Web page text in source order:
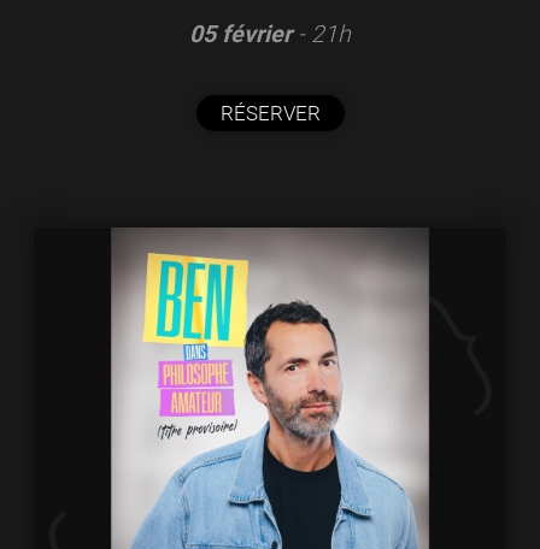
05 février- 21h
RÉSERVER